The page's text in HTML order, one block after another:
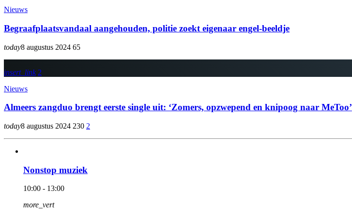
Nieuws
Begraafplaatsvandaal aangehouden, politie zoekt eigenaar engel-beeldje
today8 augustus 2024 65
insert_link 2
Nieuws
Almeers zangduo brengt eerste single uit: ‘Zomers, opzwepend en knipoog naar MeToo’
today8 augustus 2024 230 2
Nonstop muziek
10:00 - 13:00
more_vert